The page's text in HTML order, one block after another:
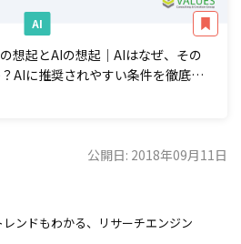
AI
想起とAIの想起｜AIはなぜ、その
AIに推奨されやすい条件を徹底解
公開日: 2018年09月11日
ンドもわかる、リサーチエンジン